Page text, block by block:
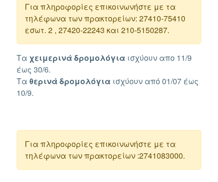
Για πληροφορίες επικοινωνήστε με τα
τηλέφωνα των πρακτορείων: 27410-75410
εσωτ. 2 , 27420-22243 και 210-5150287.
Τα χειμερινά δρομολόγια ισχύουν απο 11/9
έως 30/6.
Τα θερινάδρομολόγια ισχύουν από 01/07 έως
10/9.
Για πληροφορίες επικοινωνήστε με τα
τηλέφωνα των πρακτορείων :2741083000.